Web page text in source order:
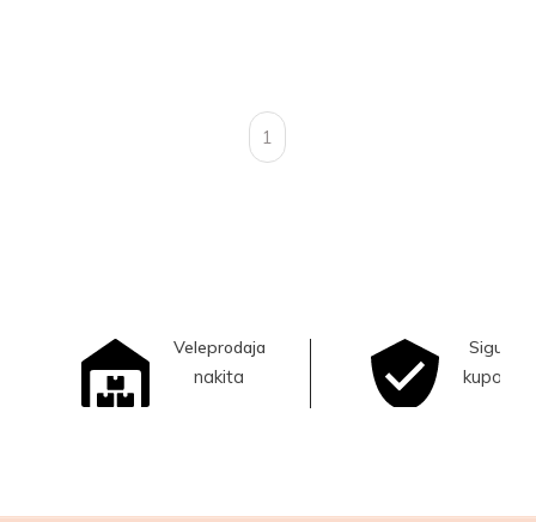
1
Veleprodaja
nakita
Sigurna
kupovina